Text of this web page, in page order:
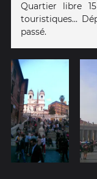
Quartier libre
touristiques...
passé.